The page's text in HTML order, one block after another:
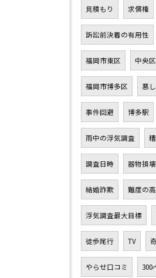
見積もり 求償権
訴訟前決着の有用性
福岡市東区 中央
福岡市博多区 悪
事件回避 博多駅
雨中の浮気調査
調査日時 器物損
結婚詐欺 難度の
浮気調査最大目標
徒歩尾行 TV
やらせ口コミ 300